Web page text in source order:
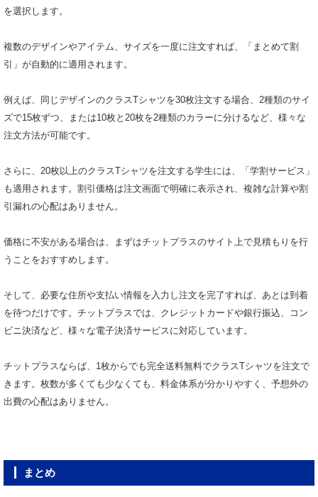
を選択します。
複数のデザインやアイテム、サイズを一度に注文すれば、「まとめて割
引」が自動的に適用されます。
例えば、同じデザインのクラスTシャツを30枚注文する場合、2種類のサイ
ズで15枚ずつ、または10枚と20枚を2種類のカラーに分けるなど、様々な
注文方法が可能です。
さらに、20枚以上のクラスTシャツを注文する学生には、「学割サービス」
も適用されます。割引価格は注文画面で明確に表示され、複雑な計算や割
引漏れの心配はありません。
価格に不安がある場合は、まずはチットプラスのサイト上で見積もりを行
うことをおすすめします。
そして、必要な住所や支払い情報を入力し注文を完了すれば、あとは到着
を待つだけです。チットプラスでは、クレジットカードや銀行振込、コン
ビニ決済など、様々な電子決済サービスに対応しています。
チットプラスならば、1枚からでも完全送料無料でクラスTシャツを注文で
きます。枚数が多くても少なくても、料金体系が分かりやすく、予想外の
出費の心配はありません。
まとめ